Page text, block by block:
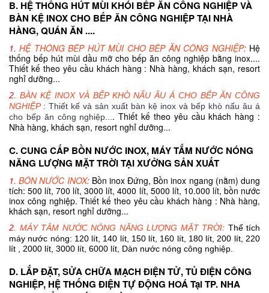
B. HỆ THỐNG HÚT MÙI KHÓI BẾP ĂN CÔNG NGHIỆP VÀ
BÀN KỆ INOX CHO BẾP ĂN CÔNG NGHIỆP TẠI NHÀ
HÀNG, QUÁN ĂN ....
1.HỆ THỐNG BẾP HÚT MÙI CHO BẾP ĂN CÔNG NGHIỆP: Hệ
thống bếp hút mùi dầu mỡ cho bếp ăn công nghiệp bằng inox....
Thiết kế theo yêu cầu khách hàng : Nhà hàng, khách sạn, resort
nghỉ dưỡng...
2. BÀN KỆ INOX VÀ BẾP KHÒ NẤU ÂU Á CHO BẾP ĂN CÔNG
NGHIỆP: Thiết kế và sản xuất bàn kệ inox và bếp khò nấu âu á
cho bếp ăn công nghiệp.... Thiết kế theo yêu cầu khách hàng :
Nhà hàng, khách sạn, resort nghỉ dưỡng...
C. CUNG CẤP BỒN NƯỚC INOX, MÁY TẮM NƯỚC NÓNG
NĂNG LƯỢNG MẶT TRỜI TẠI XƯỞNG SẢN XUẤT
1.BỒN NƯỚC INOX: Bồn inox Đứng, Bồn inox ngang (nằm) dung
tích: 500 lít, 700 lít, 3000 lít, 4000 lít, 5000 lít, 10.000 lít, bồn nước
inox công nghiệp. Thiết kế theo yêu cầu khách hàng : Nhà hàng,
khách sạn, resort nghỉ dưỡng...
2. MÁY TẮM NƯỚC NÓNG NĂNG LƯỢNG MẶT TRỜI: Thể tích
máy nước nóng: 120 lít, 140 lít, 150 lít, 160 lít, 180 lít, 200 lít, 220
lít , 2000 lít, 3000 lít, 6000 lít, Dàn nước nóng công nghiệp.
D. LẮP ĐẶT, SỬA CHỮA MẠCH ĐIỆN TỬ, TỦ ĐIỆN CÔNG
NGHIỆP, HỆ THỐNG ĐIỆN TỰ ĐỘNG HOÁ Tại TP. NHA